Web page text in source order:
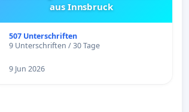
aus Innsbruck
507 Unterschriften
9 Unterschriften / 30 Tage
9 Jun 2026